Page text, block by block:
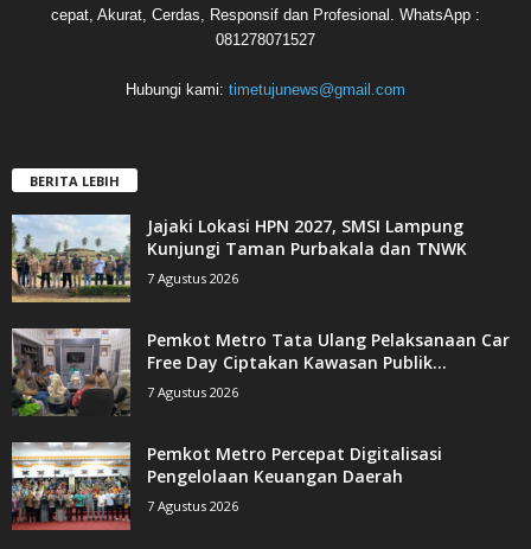
cepat, Akurat, Cerdas, Responsif dan Profesional. WhatsApp :
081278071527
Hubungi kami: timetujunews@gmail.com
BERITA LEBIH
Jajaki Lokasi HPN 2027, SMSI Lampung
Kunjungi Taman Purbakala dan TNWK
7 Agustus 2026
Pemkot Metro Tata Ulang Pelaksanaan Car
Free Day Ciptakan Kawasan Publik...
7 Agustus 2026
Pemkot Metro Percepat Digitalisasi
Pengelolaan Keuangan Daerah
7 Agustus 2026